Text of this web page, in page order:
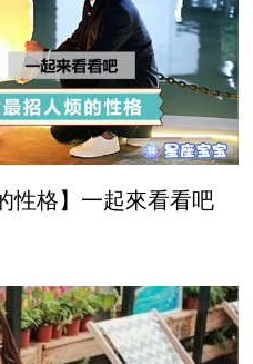
性格】一起來看看吧